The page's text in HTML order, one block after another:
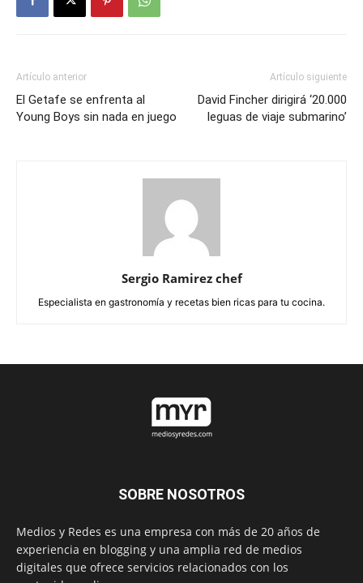
Artículo anterior
El Getafe se enfrenta al
Young Boys sin nada en juego
Artículo siguiente
David Fincher dirigirá ‘20.000
leguas de viaje submarino’
Sergio Ramirez chef
Especialista en gastronomía y recetas bien ricas para tu cocina.
SOBRE NOSOTROS
Medios y Redes es una empresa con más de 20 años de
experiencia en blogging y una amplia red de medios
digitales que ofrece servicios relacionados con los